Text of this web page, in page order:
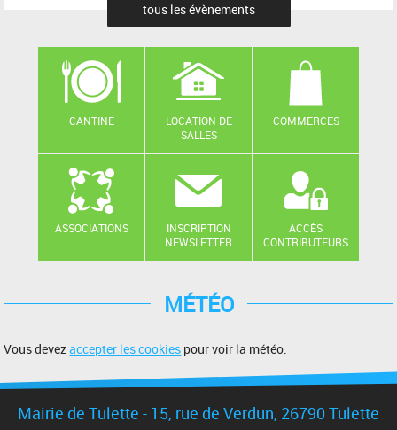
tous les évènements
CANTINE
LOCATION DE
SALLES
COMMERCES
ASSOCIATIONS
INSCRIPTION
NEWSLETTER
ACCÈS
CONTRIBUTEURS
MÉTÉO
Vous devezaccepter les cookies pour voir la météo.
Mairie de Tulette - 15, rue de Verdun, 26790 Tulette